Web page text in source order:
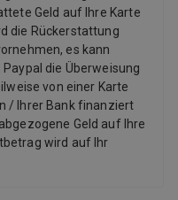
Geld auf Ihre Karte
die Rückerstattung
es kann
die Überweisung
von einer Karte
/ Ihrer Bank finanziert
Geld auf Ihre
wird auf Ihr